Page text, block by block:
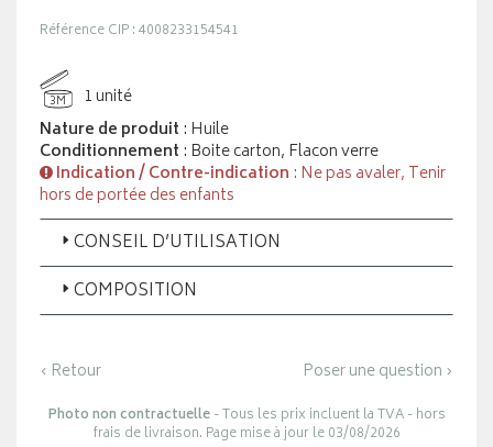
Référence CIP : 4008233154541
3M
1 unité
Nature de produit : Huile
Conditionnement : Boite carton, Flacon verre
Indication / Contre-indication : Ne pas avaler, Tenir
hors de portée des enfants
CONSEIL D’UTILISATION
COMPOSITION
‹ Retour Poser une question ›
Photo non contractuelle- Tous les prix incluent la TVA - hors
frais de livraison. Page mise à jour le 03/08/2026